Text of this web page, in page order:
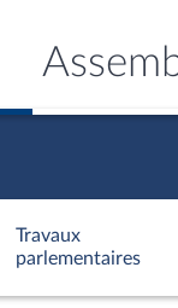
Travaux
parlementaires